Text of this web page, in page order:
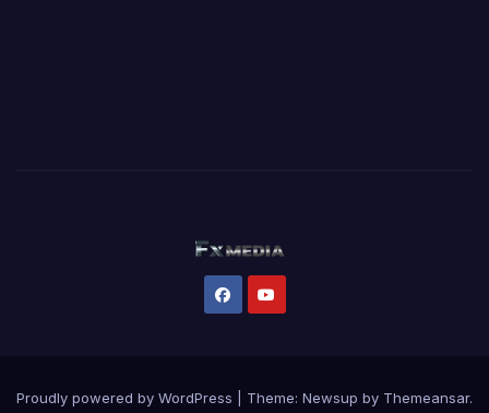
Proudly powered by WordPress Theme: Newsup by Themeansar.